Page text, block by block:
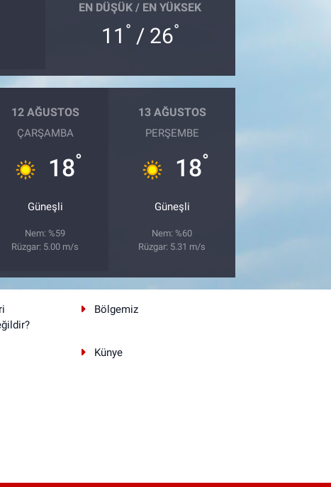
EN DÜŞÜK / EN YÜKSEK
11 ° / 26°
12 AĞUSTOS
ÇARŞAMBA
18°
Güneşli
Nem: %59
Rüzgar: 5.00 m/s
13 AĞUSTOS
PERŞEMBE
18°
Güneşli
Nem: %60
Rüzgar: 5.31 m/s
Bölgemiz
Künye